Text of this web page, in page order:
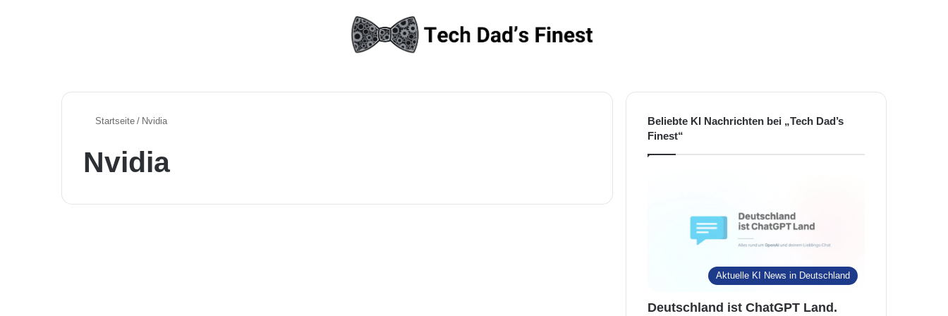
Startseite / Nvidia
Nvidia
Beliebte KI Nachrichten bei „Tech Dad’s
Finest“
Aktuelle KI News in Deutschland
Deutschland ist ChatGPT Land.